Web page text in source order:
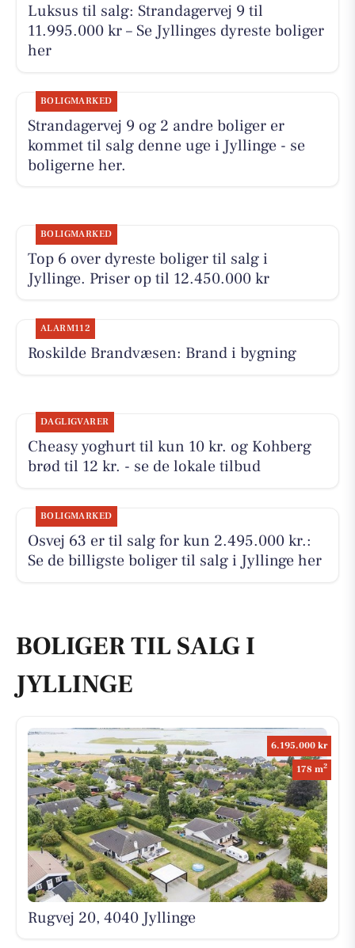
Luksus til salg: Strandagervej 9 til
11.995.000 kr – Se Jyllinges dyreste boliger
her
BOLIGMARKED
Strandagervej 9 og 2 andre boliger er
kommet til salg denne uge i Jyllinge - se
boligerne her.
BOLIGMARKED
Top 6 over dyreste boliger til salg i
Jyllinge. Priser op til 12.450.000 kr
ALARM112
Roskilde Brandvæsen: Brand i bygning
DAGLIGVARER
Cheasy yoghurt til kun 10 kr. og Kohberg
brød til 12 kr. - se de lokale tilbud
BOLIGMARKED
Osvej 63 er til salg for kun 2.495.000 kr.:
Se de billigste boliger til salg i Jyllinge her
BOLIGER TIL SALG I
JYLLINGE
6.195.000 kr
178 m2
Rugvej 20, 4040 Jyllinge